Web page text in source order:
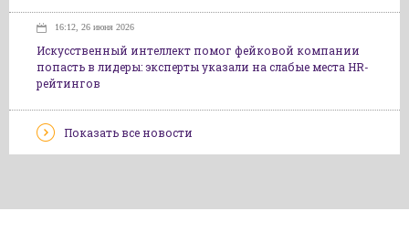
16:12, 26 июня 2026
Искусственный интеллект помог фейковой компании
попасть в лидеры: эксперты указали на слабые места HR-
рейтингов
Показать все новости